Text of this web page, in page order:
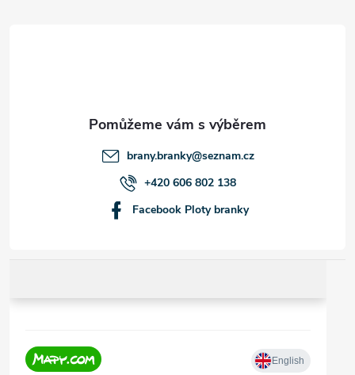
brany.branky@seznam.cz
+420 606 802 138
Facebook Ploty branky